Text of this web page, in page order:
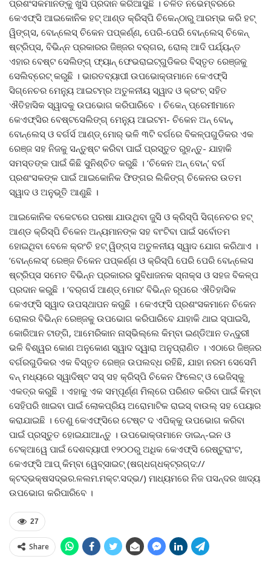
ପ୍ରଶଂସକମାନଙ୍କୁ ଖୁସି ପ୍ରଦାନ କରିଆସୁଛି । ଚଳିତ ନଭେମ୍ବରରେ
କେଏଫ୍‌ସି ଆଇକୋନିକ ହଟ୍ ଆଣ୍ଡ କ୍ରିସ୍ପି ଚିକେନ୍‌ଠାରୁ ଆରମ୍ଭ କରି ହଟ୍
ୱିଙ୍ଗ୍‌ସ, ବୋନ୍‌ଲେସ୍ ଚିକେନ ପପ୍‌କର୍ଣ୍ଣ, ପେରି-ପେରି ବୋନ୍‌ଲେସ୍ ଚିକେନ୍
ଷ୍ଟ୍ରିପ୍‌ସ, ବିଭିନ୍ନ ପ୍ରକାରର ଜିଞ୍ଜର ବର୍‌ଗର, ରୋଲ୍ ଆଦି ପର୍ଯ୍ୟନ୍ତ
ଏହାର ବେଷ୍ଟ ସେଲିଙ୍ଗ୍ ଫ୍ୟାନ୍ ଫେଭରାଇଟ୍‌ଗୁଡିକର ବିସ୍ତୃତ ରେଞ୍ଜକୁ
ସେଲିବ୍ରେଟ୍ କରୁଛି । ଭାରତବ୍ୟାପୀ ଉପଭୋକ୍ତାମାନେ କେଏଫ୍‌ସି
ସିଗ୍ନେଚର ମେନ୍ୟୁ ଆଇଟମ୍‌ର ଅତୁଳନୀୟ ସ୍ୱାଦ ଓ କ୍ରଂଚ୍ ସହିତ
ଐତିହାସିକ ସ୍ୱାଦକୁ ଉପଭୋଗ କରିପାରିବେ । ଚିକେନ୍ ପ୍ରେମୀମାନେ
କେଏଫ୍‌ସିର ବେଷ୍ଟସେଲିଙ୍ଗ୍ ମେନ୍ୟୁ ଆଇଟମ- ଚିକେନ ଅନ୍ ବୋନ୍‌,
ବୋନ୍‌ଲେସ୍ ଓ ବର୍ଗର୍ସ ଆଣ୍ଡ୍ ମୋର୍ ଭଳି ୩ଟି ବର୍ଗରେ ବିକଳ୍ପଗୁଡିକର ଏକ
ରେଞ୍ଜ ସହ ନିଜକୁ ସନ୍ତୁଷ୍ଟ କରିବା ପାଇଁ ପ୍ରସ୍ତୁତ ରୁହନ୍ତୁ- ଯାହାକି
ସମସ୍ତଙ୍କ ପାଇଁ କିଛି ସୁନିଶ୍ଚିତ କରୁଛି । ‘ଚିକେନ ଅନ୍ ବୋନ୍‌’ ବର୍ଗ
ପ୍ରଶଂସକଙ୍କ ପାଇଁ ଆଇକୋନିକ ଫିଙ୍ଗର ଲିକିଙ୍ଗ୍ ଚିକେନର ଉତମ
ସ୍ୱାଦ ଓ ଅନୁଭୂତି ଆଣୁଛି ।
ଆଇକୋନିକ ବକେଟରେ ପରଷା ଯାଉଥିବା ଜୁସି ଓ କ୍ରିସ୍ପି ସିଗ୍ନେଚର ହଟ୍
ଆଣ୍ଡ କ୍ରିସ୍ପି ଚିକେନ ଅନ୍ୟମାନଙ୍କ ସହ ବାଂଟିବା ପାଇଁ ସର୍ବୋତମ
ହୋଇଥିବା ବେଳେ କ୍ରଂଚି ହଟ୍ ୱିଙ୍ଗ୍‌ସ ଅତୁଳନୀୟ ସ୍ୱାଦ ଯୋଗ କରିଥାଏ ।
‘ବୋନ୍‌ଲେସ୍‌’ ରେଞ୍ଜ ଚିକେନ ପପ୍‌କର୍ଣ୍ଣ ଓ କ୍ରିସ୍ପି ପେରି ପେରି ବୋନ୍‌ଲେସ
ଷ୍ଟ୍ରିପ୍‌ସ ସମେତ ବିଭିନ୍ନ ପ୍ରକାରର ସୁବିଧାଜନକ ସ୍ନାକ୍ସ ଓ ସହଜ ବିକଳ୍ପ
ପ୍ରଦାନ କରୁଛି । ‘ବର୍‌ଗର୍ସ ଆଣ୍ଡ୍ ମୋର’ ବିଭିନ୍ନ ରୂପରେ ଐତିହାସିକ
କେଏଫ୍‌ସି ସ୍ୱାଦ ଉପସ୍ଥାପନ କରୁଛି । କେଏଫ୍‌ସି ପ୍ରଶଂସକମାନେ ଚିକେନ
ରୋଲର ବିଭିନ୍ନ ରେଞ୍ଜକୁ ଉପଭୋଗ କରିପାରିବେ ଯାହାକି ଥାଇ ସ୍ପାଇସି,
କୋରିଆନ ଟାଙ୍ଗି, ଆମେରିକାନ ନାସ୍‌ଭିଲ୍ଲେ କିମ୍ବା ଇଣ୍ଡିଆନ ତନ୍ଦୁରୀ
ଭଳି ବିଶ୍ୱର କୋଣ ଅନୁକୋଣ ସ୍ୱାଦ ଦ୍ୱାରା ଅନୁପ୍ରାଣିତ । ଏଠାରେ ଜିଞ୍ଜର
ବର୍ଗରଗୁଡିକର ଏକ ବିସ୍ତୃତ ରେଞ୍ଜ ଉପଲବ୍ଧ ରହିଛି, ଯାହା ନରମ ସେସେମି
ବନ୍ ମଧ୍ୟରେ ସ୍ୱାଦିଷ୍ଟ ସସ୍ ସହ କ୍ରିସ୍ପି ଚିକେନ ଫିଲେଟ୍ ଓ ଭେଜିସ୍‌କୁ
ଏକତ୍ର କରୁଛି । ଏହାକୁ ଏକ ସମ୍ପୂର୍ଣ୍ଣ ମିଲ୍‌ରେ ପରିଣତ କରିବା ପାଇଁ କିମ୍ବା
ସେହିପରି ଖାଇବା ପାଇଁ ଲୋକପ୍ରିୟ ଅରୋମାଟିକ ରାଇସ୍ ବାଉଲ୍ ସହ ପେୟାର
କରାଯାଇଛି । ତେଣୁ କେଏଫ୍‌ସିରେ ଟେଷ୍ଟ ଦ ଏପିକ୍‌କୁ ଉପଭୋଗ କରିବା
ପାଇଁ ପ୍ରସ୍ତୁତ ହୋଇଯାଆନ୍ତୁ । ଉପଭୋକ୍ତାମାନେ ଡାଇନ୍‌-ଇନ ଓ
ଟେକ୍‌ଆୱେ ପାଇଁ ଦେଶବ୍ୟାପୀ ୧୨୦୦ରୁ ଅଧିକ କେଏଫ୍‌ସି ରେଷ୍ଟୁରାଂଟ,
କେଏଫ୍‌ସି ଆପ୍ କିମ୍ବା ୱେବ୍‌ସାଇଟ୍ (ଷଗ୍ଧଗ୍ଧକ୍ଟ୍ରଗ୍ଦ://
କ୍ଟଦ୍ଭକ୍ଷସଦ୍ଭର.ଳଲମ.ମକ୍ଟ.ସଦ୍ଭ/) ମାଧ୍ୟମରେ ନିଜ ପସନ୍ଦର ଖାଦ୍ୟ
ଉପଭୋଗ କରିପାରିବେ ।
27
Share